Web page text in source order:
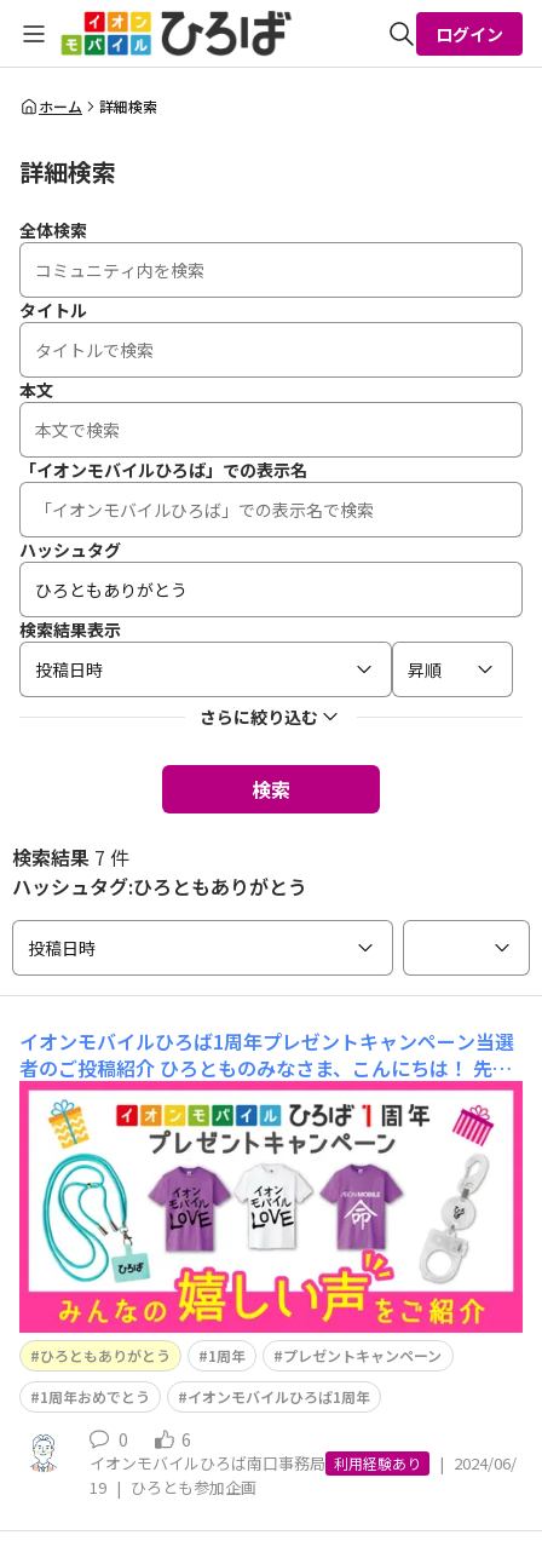
全体検索
ログイン
ホーム 詳細検索
詳細検索
全体検索
タイトル
本文
「イオンモバイルひろば」での表示名
ハッシュタグ
検索結果表示
投稿日時
昇順
さらに絞り込む
検索
検索結果 7 件
ハッシュタグ:ひろともありがとう
投稿日時
イオンモバイルひろば1周年プレゼントキャンペーン当選
者のご投稿紹介 ひろとものみなさま、こんにちは！ 先日
は「スマホで写真」にてイオンモバイルひろば1周年プレ
ゼントキャンペーンにご応募いただきありがとうございま
した！多くの方にご応募いただき、嬉しい限りです！ 今
回は、当選された方々が「スマホで写真」で、どのような
グッズを受け取ったかを投稿してくだ
ひろともありがとう 1周年
プレゼントキャンペーン
1周年おめでとう
イオンモバイルひろば1周年
0 6
イオンモバイルひろば南口事務局 利用経験あり | 2024/06/
19 | ひろとも参加企画